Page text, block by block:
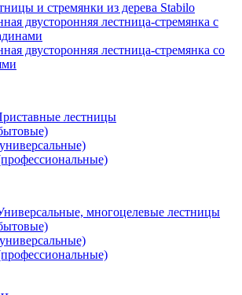
и стремянки из дерева Stabilo
двусторонняя лестница-стремянка с
двусторонняя лестница-стремянка со
лестницы
многоцелевые лестницы